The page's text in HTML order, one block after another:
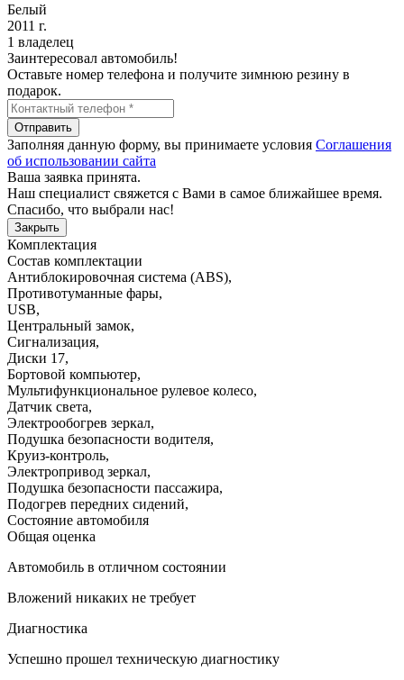
Белый
2011 г.
1 владелец
Заинтересовал автомобиль!
Оставьте номер телефона и получите зимнюю резину в
подарок.
Отправить
Заполняя данную форму, вы принимаете условия Соглашения
об использовании сайта
Ваша заявка принята.
Наш специалист свяжется с Вами в самое ближайшее время.
Спасибо, что выбрали нас!
Закрыть
Комплектация
Состав комплектации
Антиблокировочная система (ABS),
Противотуманные фары,
USB,
Центральный замок,
Сигнализация,
Диски 17,
Бортовой компьютер,
Мультифункциональное рулевое колесо,
Датчик света,
Электрообогрев зеркал,
Подушка безопасности водителя,
Круиз-контроль,
Электропривод зеркал,
Подушка безопасности пассажира,
Подогрев передних сидений,
Состояние автомобиля
Общая оценка
Автомобиль в отличном состоянии
Вложений никаких не требует
Диагностика
Успешно прошел техническую диагностику